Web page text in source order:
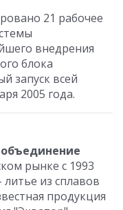
21 рабочее
внедрения
блока
запуск всей
2005 года.
объединение
рынке с 1993
литье из сплавов
продукция